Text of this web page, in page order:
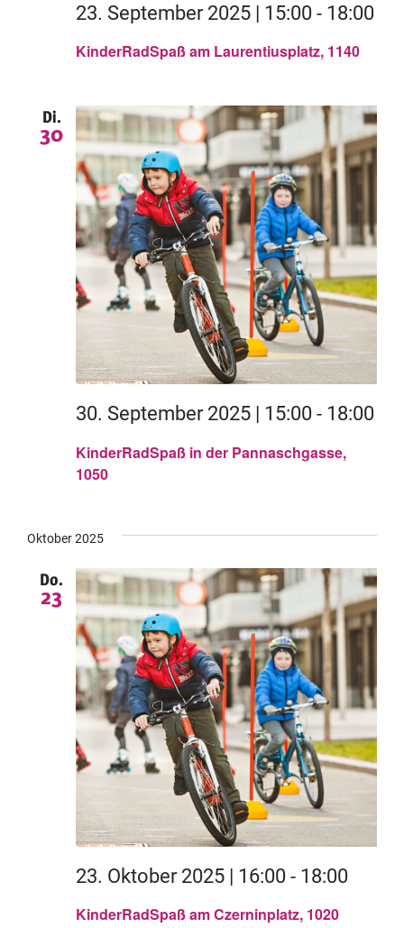
KinderRadSpaß am Laurentiusplatz, 1140
23. September 2025 | 15:00 - 18:00
Di.
30
KinderRadSpaß in der Pannaschgasse,
1050
30. September 2025 | 15:00 - 18:00
Oktober 2025
Do.
23
KinderRadSpaß am Czerninplatz, 1020
23. Oktober 2025 | 16:00 - 18:00